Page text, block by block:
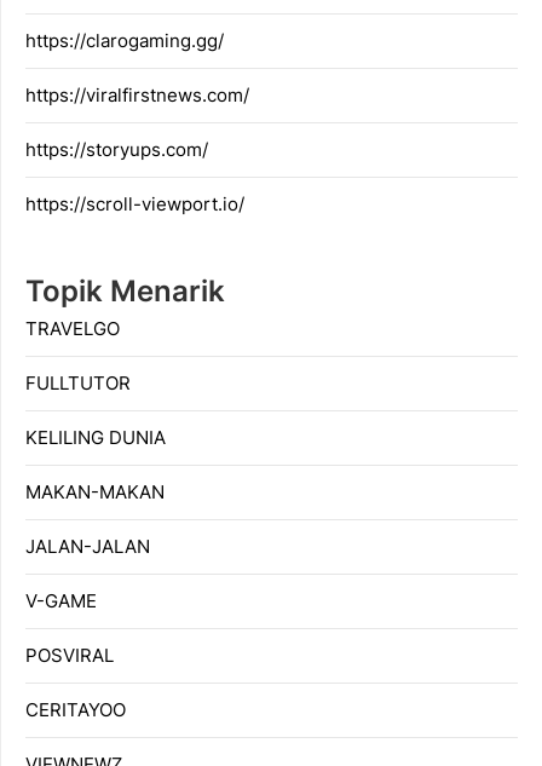
https://clarogaming.gg/
https://viralfirstnews.com/
https://storyups.com/
https://scroll-viewport.io/
Topik Menarik
TRAVELGO
FULLTUTOR
KELILING DUNIA
MAKAN-MAKAN
JALAN-JALAN
V-GAME
POSVIRAL
CERITAYOO